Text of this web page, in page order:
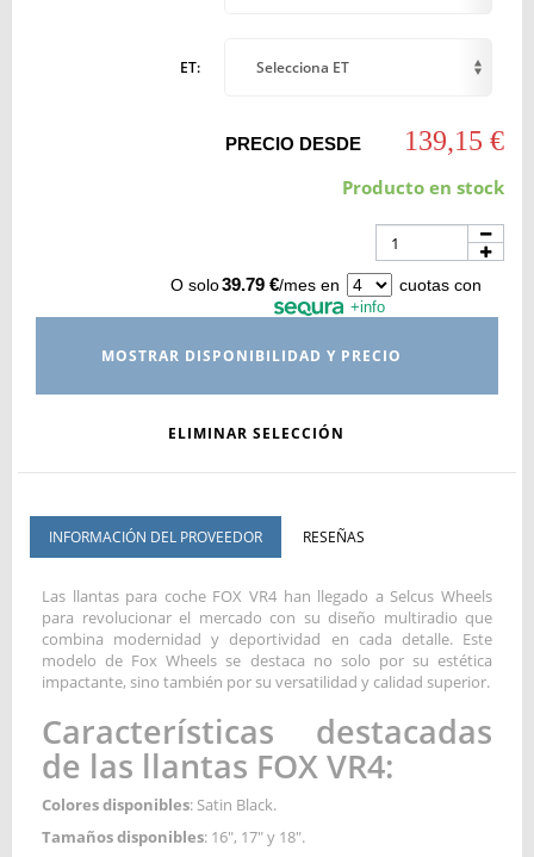
ET: Selecciona ET
PRECIO DESDE 139,15 €
Producto en stock
O solo39.79 €/mes en cuotas con
+info
MOSTRAR DISPONIBILIDAD Y PRECIO
ELIMINAR SELECCIÓN
INFORMACIÓN DEL PROVEEDOR RESEÑAS
Las llantas para coche FOX VR4 han llegado a Selcus Wheels
para revolucionar el mercado con su diseño multiradio que
combina modernidad y deportividad en cada detalle. Este
modelo de Fox Wheels se destaca no solo por su estética
impactante, sino también por su versatilidad y calidad superior.
Características destacadas
de las llantas FOX VR4:
Colores disponibles: Satin Black.
Tamaños disponibles: 16", 17" y 18".